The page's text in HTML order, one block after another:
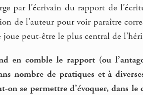
par l’écrivain du rapport de
de l’auteur pour voir paraître
peut-être le plus central de
en comble le rapport (ou
nombre de pratiques et à
se permettre d’évoquer, dans le